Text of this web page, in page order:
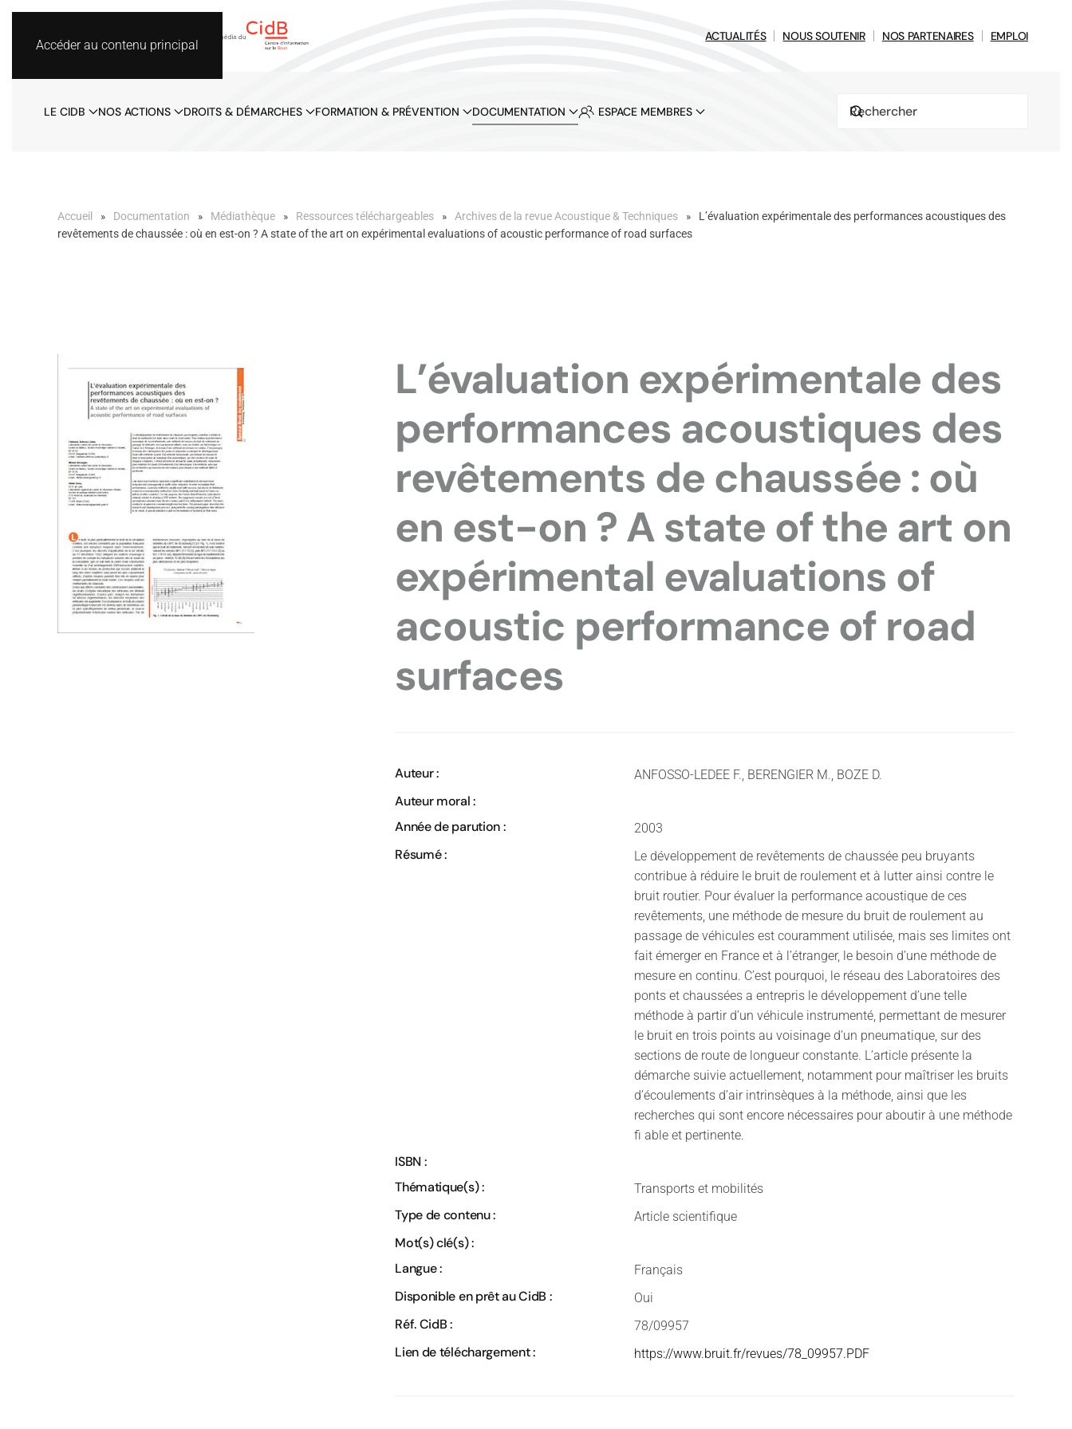
Accéder au contenu principal
ACTUALITÉS NOUS SOUTENIR NOS PARTENAIRES EMPLOI
LE CIDB NOS ACTIONS DROITS & DÉMARCHES FORMATION & PRÉVENTION DOCUMENTATION ESPACE MEMBRES
Accueil Documentation Médiathèque Ressources téléchargeables Archives de la revue Acoustique & Techniques
L’évaluation expérimentale des performances acoustiques des
revêtements de chaussée : où en est-on ? A state of the art on expérimental evaluations of acoustic performance of road surfaces
L’évaluation expérimentale des
performances acoustiques des
revêtements de chaussée : où
en est-on ? A state of the art on
expérimental evaluations of
acoustic performance of road
surfaces
Auteur : ANFOSSO-LEDEE F., BERENGIER M., BOZE D.
Auteur moral :
Année de parution :
2003
Résumé :
Le développement de revêtements de chaussée peu bruyants
contribue à réduire le bruit de roulement et à lutter ainsi contre le
bruit routier. Pour évaluer la performance acoustique de ces
revêtements, une méthode de mesure du bruit de roulement au
passage de véhicules est couramment utilisée, mais ses limites ont
fait émerger en France et à l’étranger, le besoin d’une méthode de
mesure en continu. C’est pourquoi, le réseau des Laboratoires des
ponts et chaussées a entrepris le développement d’une telle
méthode à partir d’un véhicule instrumenté, permettant de mesurer
le bruit en trois points au voisinage d’un pneumatique, sur des
sections de route de longueur constante. L’article présente la
démarche suivie actuellement, notamment pour maîtriser les bruits
d’écoulements d’air intrinsèques à la méthode, ainsi que les
recherches qui sont encore nécessaires pour aboutir à une méthode
fi able et pertinente.
ISBN :
Thématique(s) :
Transports et mobilités
Type de contenu : Article scientifique
Mot(s) clé(s) :
Langue :
Français
Disponible en prêt au CidB : Oui
Réf. CidB : 78/09957
Lien de téléchargement : https://www.bruit.fr/revues/78_09957.PDF